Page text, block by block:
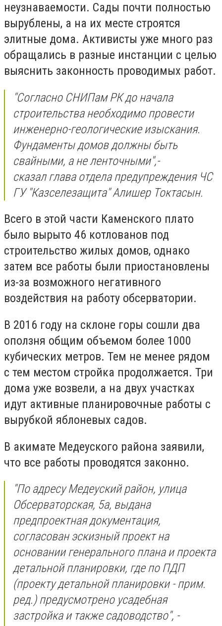
неузнаваемости. Сады почти полностью
вырублены, а на их месте строятся
элитные дома. Активисты уже много раз
обращались в разные инстанции с целью
выяснить законность проводимых работ.
"Согласно СНИПам РК до начала
строительства необходимо провести
инженерно-геологические изыскания.
Фундаменты домов должны быть
свайными, а не ленточными",-
сказал глава отдела предупреждения ЧС
ГУ "Казселезащита" Алишер Токтасын.
Всего в этой части Каменского плато
было вырыто 46 котлованов под
строительство жилых домов, однако
затем все работы были приостановлены
из-за возможного негативного
воздействия на работу обсерватории.
В 2016 году на склоне горы сошли два
оползня общим объемом более 1000
кубических метров. Тем не менее рядом
с тем местом стройка продолжается. Три
дома уже возвели, а на двух участках
идут активные планировочные работы с
вырубкой яблоневых садов.
В акимате Медеуского района заявили,
что все работы проводятся законно.
"По адресу Медеуский район, улица
Обсерваторская, 5а, выдана
предпроектная документация,
согласован эскизный проект на
основании генерального плана и проекта
детальной планировки, где по ПДП
(проекту детальной планировки - прим.
ред.) предусмотрено усадебная
застройка и также садоводство", -